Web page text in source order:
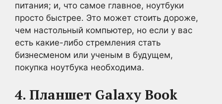
питания; и, что самое главное, ноутбуки
просто быстрее. Это может стоить дороже,
чем настольный компьютер, но если у вас
есть какие-либо стремления стать
бизнесменом или ученым в будущем,
покупка ноутбука необходима.
4. Планшет Galaxy Book